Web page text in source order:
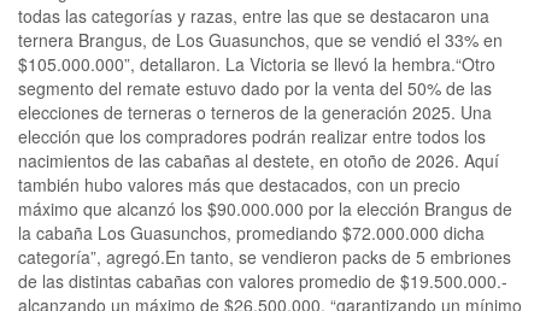
todas las categorías y razas, entre las que se destacaron una
ternera Brangus, de Los Guasunchos, que se vendió el 33% en
$105.000.000”, detallaron. La Victoria se llevó la hembra.“Otro
segmento del remate estuvo dado por la venta del 50% de las
elecciones de terneras o terneros de la generación 2025. Una
elección que los compradores podrán realizar entre todos los
nacimientos de las cabañas al destete, en otoño de 2026. Aquí
también hubo valores más que destacados, con un precio
máximo que alcanzó los $90.000.000 por la elección Brangus de
la cabaña Los Guasunchos, promediando $72.000.000 dicha
categoría”, agregó.En tanto, se vendieron packs de 5 embriones
de las distintas cabañas con valores promedio de $19.500.000.-
alcanzando un máximo de $26.500.000, “garantizando un mínimo